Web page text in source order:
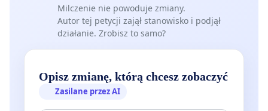
Milczenie nie powoduje zmiany.
Autor tej petycji zajął stanowisko i podjął
działanie. Zrobisz to samo?
Opisz zmianę, którą chcesz zobaczyć
Zasilane przez AI